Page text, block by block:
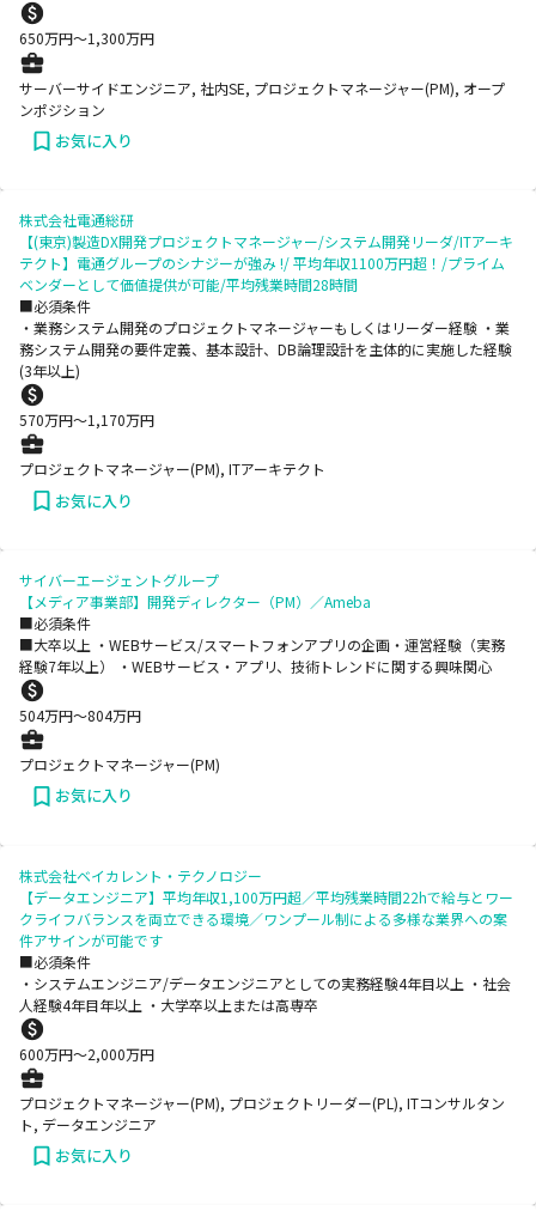
650万円〜1,300万円
サーバーサイドエンジニア, 社内SE, プロジェクトマネージャー(PM), オープ
ンポジション
お気に入り
株式会社電通総研
【(東京)製造DX開発プロジェクトマネージャー/システム開発リーダ/ITアーキ
テクト】電通グループのシナジーが強み !/ 平均年収1100万円超！/プライム
ベンダーとして価値提供が可能/平均残業時間28時間
■必須条件
・業務システム開発のプロジェクトマネージャーもしくはリーダー経験 ・業
務システム開発の要件定義、基本設計、DB論理設計を主体的に実施した経験
(3年以上)
570万円〜1,170万円
プロジェクトマネージャー(PM), ITアーキテクト
お気に入り
サイバーエージェントグループ
【メディア事業部】開発ディレクター（PM）／Ameba
■必須条件
■大卒以上 ・WEBサービス/スマートフォンアプリの企画・運営経験（実務
経験7年以上） ・WEBサービス・アプリ、技術トレンドに関する興味関心
504万円〜804万円
プロジェクトマネージャー(PM)
お気に入り
株式会社ベイカレント・テクノロジー
【データエンジニア】平均年収1,100万円超／平均残業時間22hで給与とワー
クライフバランスを両立できる環境／ワンプール制による多様な業界への案
件アサインが可能です
■必須条件
・システムエンジニア/データエンジニアとしての実務経験4年目以上 ・社会
人経験4年目年以上 ・大学卒以上または高専卒
600万円〜2,000万円
プロジェクトマネージャー(PM), プロジェクトリーダー(PL), ITコンサルタン
ト, データエンジニア
お気に入り